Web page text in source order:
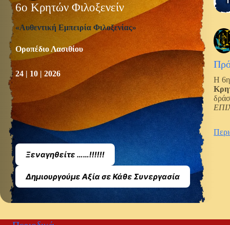
6ο Κρητών Φιλοξενείν
«Αυθεντική Εμπειρία Φιλοξενίας»
Οροπέδιο Λασιθίου
24 | 10 | 2026
Ξεναγηθείτε ……!!!!!!
Δημιουργούμε Αξία σε Κάθε Συνεργασία
Η 6η